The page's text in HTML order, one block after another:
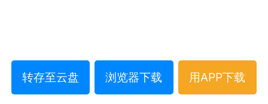
转存至云盘 浏览器下载 用APP下载